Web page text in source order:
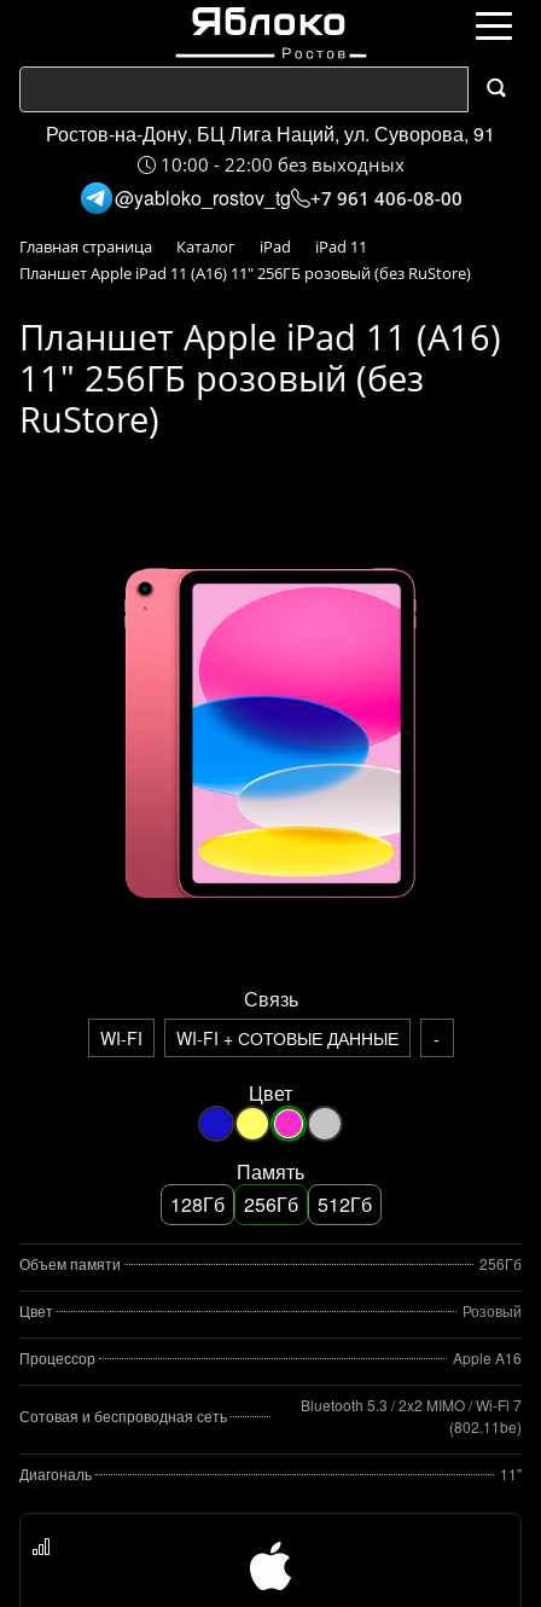
Ростов-на-Дону, БЦ Лига Наций, ул. Суворова, 91
10:00 - 22:00 без выходных
@yabloko_rostov_tg +7 961 406-08-00
Главная страница Каталог iPad
iPad 11
Планшет Apple iPad 11 (A16) 11" 256ГБ розовый (без RuStore)
Планшет Apple iPad 11 (A16)
11" 256ГБ розовый (без
RuStore)
Связь
WI-FI WI-FI + СОТОВЫЕ ДАННЫЕ -
Цвет
Память
128Гб
256Гб 512Гб
Объем памяти 256Гб
Цвет Розовый
Процессор Apple A16
Сотовая и беспроводная сеть
Bluetooth 5.3 / 2x2 MIMO / Wi‑Fi 7
(802.11be)
Диагональ 11"